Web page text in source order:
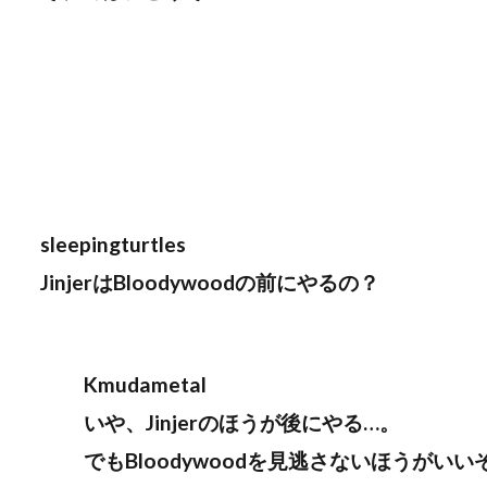
sleepingturtles
JinjerはBloodywoodの前にやるの？
Kmudametal
いや、Jinjerのほうが後にやる…。
でもBloodywoodを見逃さないほうがいい